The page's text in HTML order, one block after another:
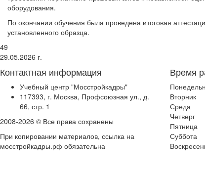
оборудования.
По окончании обучения была проведена итоговая
установленного образца.
49
29.05.2026 г.
Контактная информация
Учебный центр "Мосстройкадры"
117393, г. Москва, Профсоюзная ул., д.
66, стр. 1
2008-2026 © Все права сохранены
При копировании материалов, ссылка на
мосстройкадры.рф обязательна
Время
Вторник
Среда
Четверг
Пятница
Суббота